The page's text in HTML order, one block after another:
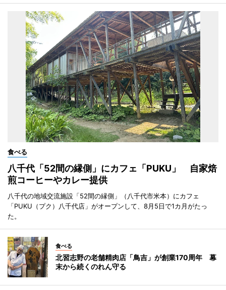
食べる
八千代「52間の縁側」にカフェ「PUKU」 自家焙
煎コーヒーやカレー提供
八千代の地域交流施設「52間の縁側」（八千代市米本）にカフェ
「PUKU（プク）八千代店」がオープンして、8月5日で1カ月がたっ
た。
食べる
北習志野の老舗精肉店「鳥吉」が創業170周年 幕
末から続くのれん守る